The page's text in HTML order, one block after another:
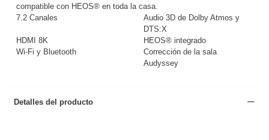
compatible con HEOS® en toda la casa.
7.2 Canales
Audio 3D de Dolby Atmos y
DTS:X
HDMI 8K
HEOS® integrado
Wi-Fi y Bluetooth
Corrección de la sala
Audyssey
Detalles del producto